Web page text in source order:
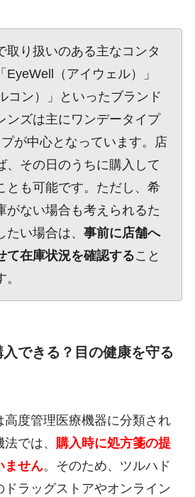
取り扱いのある主なコンタ
EyeWell（アイウェル）」
コン）」といったブランド
ンズは主にワンデータイプ
が中心となっています。店
、その日のうちに購入して
とも可能です。ただし、希
がない場合も考えられるた
い場合は、 事前に店舗へ
て在庫状況を確認すること
できる？目の健康を守る
高度管理医療機器に分類され
では、 購入時に処方箋の提
ません。そのため、ツルハド
ドラッグストアやオンライン